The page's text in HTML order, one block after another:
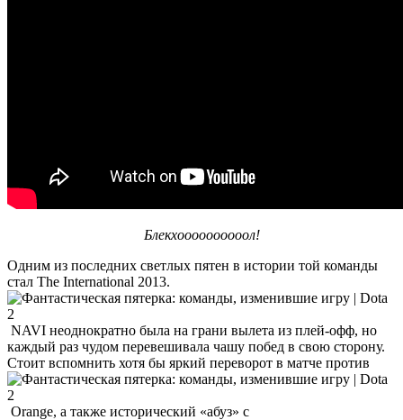
Блекхоооооооооол!
Одним из последних светлых пятен в истории той команды
стал The International 2013.
NAVI неоднократно была на грани вылета из плей-офф, но
каждый раз чудом перевешивала чашу побед в свою сторону.
Стоит вспомнить хотя бы яркий переворот в матче против
Orange, а также исторический «абуз» с